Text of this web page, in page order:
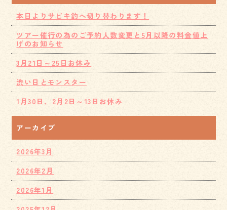
本日よりサビキ釣へ切り替わります！
ツアー催行の為のご予約人数変更と5月以降の料金値上
げのお知らせ
3月21日～25日お休み
渋い日とモンスター
1月30日、2月2日～13日お休み
アーカイブ
2026年3月
2026年2月
2026年1月